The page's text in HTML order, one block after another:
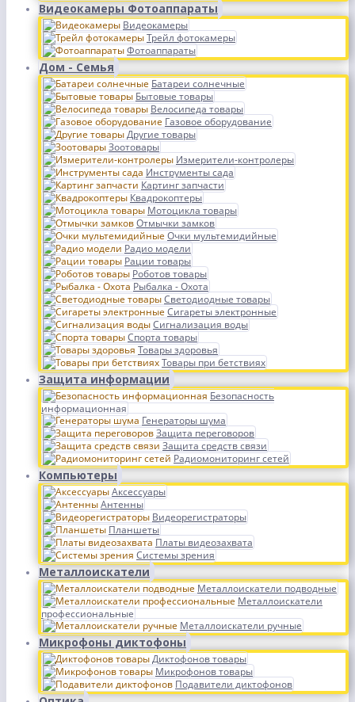
Видеокамеры Фотоаппараты
Видеокамеры
Трейл фотокамеры
Фотоаппараты
Дом - Семья
Батареи солнечные
Бытовые товары
Велосипеда товары
Газовое оборудование
Другие товары
Зоотовары
Измерители-контролеры
Инструменты сада
Картинг запчасти
Квадрокоптеры
Мотоцикла товары
Отмычки замков
Очки мультемидийные
Радио модели
Рации товары
Роботов товары
Рыбалка - Охота
Светодиодные товары
Сигареты электронные
Сигнализация воды
Спорта товары
Товары здоровья
Товары при бетствиях
Защита информации
Безопасность
информационная
Генераторы шума
Защита переговоров
Защита средств связи
Радиомониторинг сетей
Компьютеры
Аксессуары
Антенны
Видеорегистраторы
Планшеты
Платы видеозахвата
Системы зрения
Металлоискатели
Металлоискатели подводные
Металлоискатели
профессиональные
Металлоискатели ручные
Микрофоны диктофоны
Диктофонов товары
Микрофонов товары
Подавители диктофонов